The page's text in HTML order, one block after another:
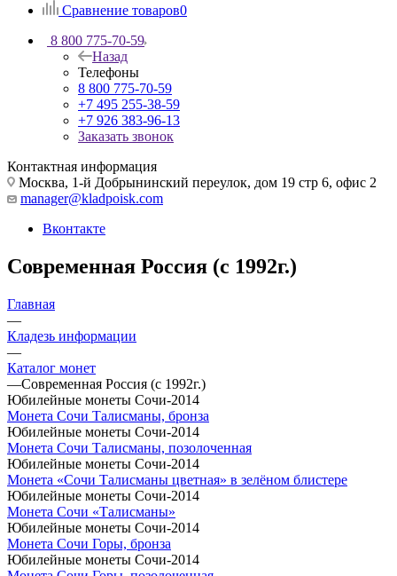
Сравнение товаров0
8 800 775-70-59
Назад
Телефоны
8 800 775-70-59
+7 495 255-38-59
+7 926 383-96-13
Заказать звонок
Контактная информация
Москва, 1-й Добрынинский переулок, дом 19 стр 6, офис 2
manager@kladpoisk.com
Вконтакте
Современная Россия (с 1992г.)
Главная
—
Кладезь информации
—
Каталог монет
—Современная Россия (с 1992г.)
Юбилейные монеты Сочи-2014
Монета Сочи Талисманы, бронза
Юбилейные монеты Сочи-2014
Монета Сочи Талисманы, позолоченная
Юбилейные монеты Сочи-2014
Монета «Сочи Талисманы цветная» в зелёном блистере
Юбилейные монеты Сочи-2014
Монета Сочи «Талисманы»
Юбилейные монеты Сочи-2014
Монета Сочи Горы, бронза
Юбилейные монеты Сочи-2014